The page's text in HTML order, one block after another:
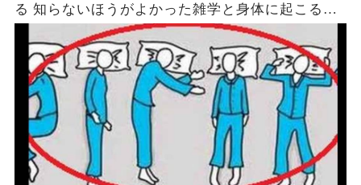
る 知らないほうがよかった雑学と身体に起こる現
象がヤバい… 驚くべき 大人の 面白いけど知ると後
悔